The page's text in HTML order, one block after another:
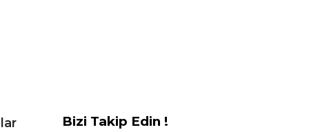
Bizi Takip Edin !